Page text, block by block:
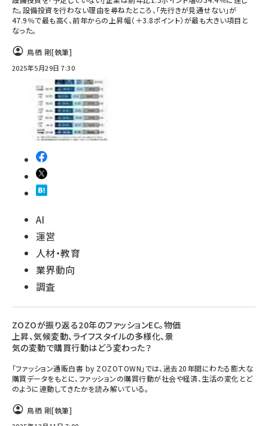
た。設備投資を行わない理由を尋ねたところ、「先行きが見通せない」が
47.9％で最も高く、前年からの上昇幅（＋3.8ポイント）が最も大きい項目と
なった。
鳥栖 剛[執筆]
2025年5月29日 7:30
AI
運営
人材・教育
業界動向
調査
ZOZOが振り返る20年のファッションEC。物価
上昇、気候変動、ライフスタイルの多様化、景
気の変動で購買行動はどう変わった？
「ファッション通販白書 by ZOZOTOWN」では、過去20年間にわたる膨大な
購買データをもとに、ファッションの購買行動が社会や経済、生活の変化とど
のように連動してきたかを読み解いている。
鳥栖 剛[執筆]